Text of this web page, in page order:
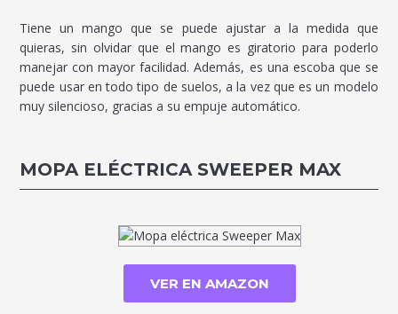
Tiene un mango que se puede ajustar a la medida que
quieras, sin olvidar que el mango es giratorio para poderlo
manejar con mayor facilidad. Además, es una escoba que se
puede usar en todo tipo de suelos, a la vez que es un modelo
muy silencioso, gracias a su empuje automático.
MOPA ELÉCTRICA SWEEPER MAX
VER EN AMAZON